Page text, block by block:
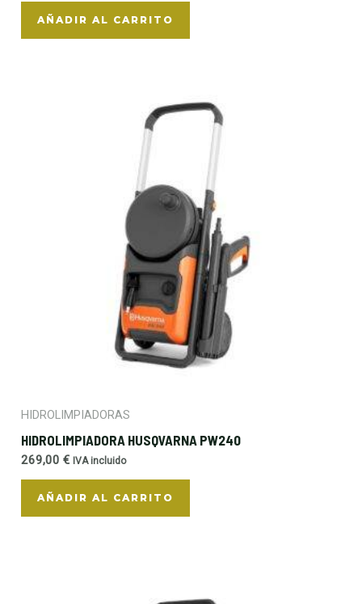
AÑADIR AL CARRITO
HIDROLIMPIADORAS
HIDROLIMPIADORA HUSQVARNA PW240
269,00€ IVA incluido
AÑADIR AL CARRITO